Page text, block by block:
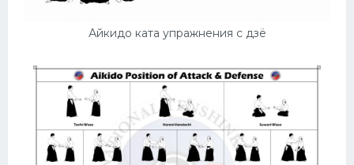
Айкидо ката упражнения с дзё